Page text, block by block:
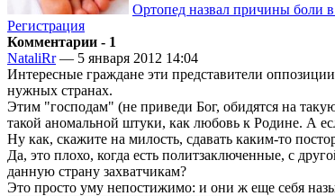
Ортопед назвал причины боли
Регистрация
Комментарии - 1
NataliRr— 5 января 2012 14:04
Интересные граждане эти представители
нужных странах.
Этим "господам" (не приведи Бог, обидятся на
такой аномальной штуки, как любовь к Родине. А
Ну как, скажите на милость, сдавать каким-то
Да, это плохо, когда есть политзаключенные, с
данную страну захватчикам?
Это просто уму непостижимо: и они ж еще себя